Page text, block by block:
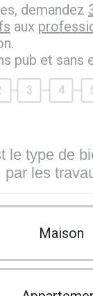
demandez
aux
pub et sans
3 4
le type de
par les
Maison